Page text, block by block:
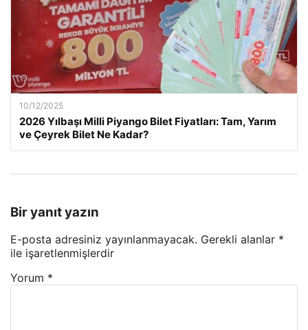
10/12/2025
2026 Yılbaşı Milli Piyango Bilet Fiyatları: Tam, Yarım
ve Çeyrek Bilet Ne Kadar?
Bir yanıt yazın
E-posta adresiniz yayınlanmayacak. Gerekli alanlar *
ile işaretlenmişlerdir
Yorum *